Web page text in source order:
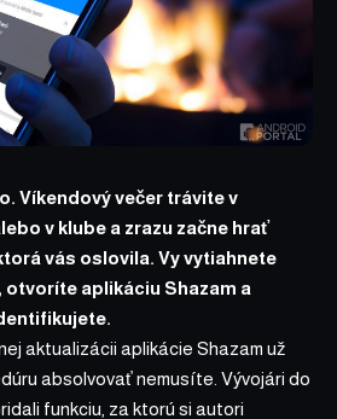
Víkendový večer trávite v
v klube a zrazu začne hrať
vás oslovila. Vy vytiahnete
aplikáciu Shazam a
aktualizácii aplikácie Shazam už
absolvovať nemusíte. Vývojári do
funkciu, za ktorú si autori